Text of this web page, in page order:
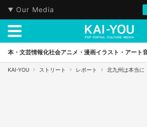
Our Media
本・文芸情報化社会アニメ・漫画イラスト・アート
KAI-YOU ストリート レポート 北九州は本当に